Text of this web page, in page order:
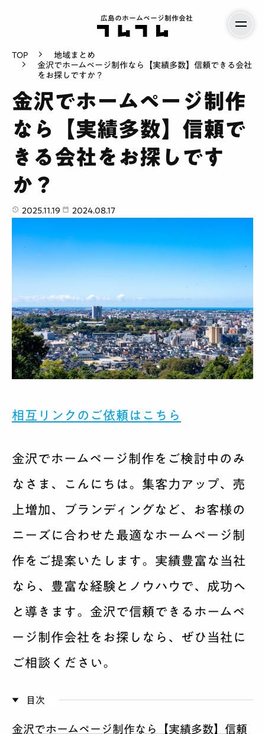
広島のホームページ制作会社
料金
制作実績
会社紹介
採用
相談する
TOP
地域まとめ
金沢でホームページ制作なら【実績多数】信頼できる会社
をお探しですか？
金沢でホームページ制作
なら【実績多数】信頼で
きる会社をお探しです
か？
2025.11.19 2024.08.17
相互リンクのご依頼はこちら
金沢でホームページ制作をご検討中のみ
なさま、こんにちは。集客力アップ、売
上増加、ブランディングなど、お客様の
ニーズに合わせた最適なホームページ制
作をご提案いたします。実績豊富な当社
なら、豊富な経験とノウハウで、成功へ
と導きます。金沢で信頼できるホームペ
ージ制作会社をお探しなら、ぜひ当社に
ご相談ください。
目次
金沢でホームページ制作なら【実績多数】信頼